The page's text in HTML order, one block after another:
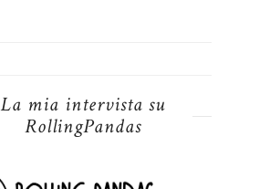
La mia intervista su
RollingPandas